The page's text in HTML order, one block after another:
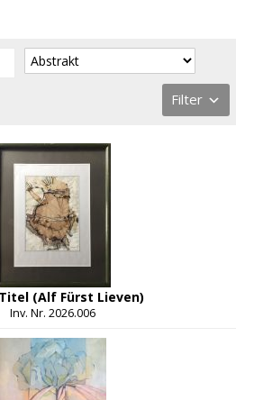
Filter
(Alf Fürst Lieven)
Inv. Nr. 2026.006